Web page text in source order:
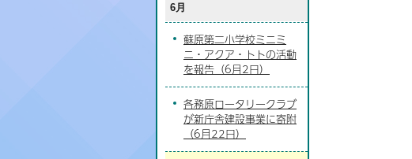
6月
蘇原第二小学校ミニミ
ニ・アクア・トトの活動
を報告（6月2日）
各務原ロータリークラブ
が新庁舎建設事業に寄附
（6月22日）